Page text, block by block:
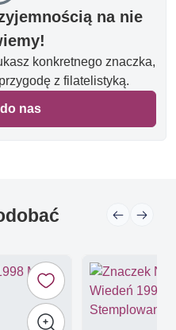
na nie
konkretnego znaczka,
z filatelistyką.
nas